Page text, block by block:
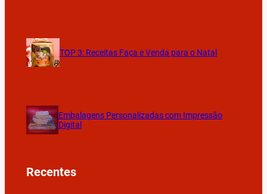
TOP 3: Receitas Faça e Venda para o Natal
Embalagens Personalizadas com Impressão
Digital
Recentes